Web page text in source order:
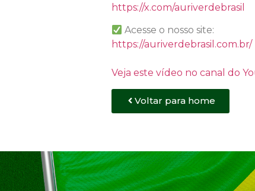
https://x.com/auriverdebrasil
Acesse o nosso site:
https://auriverdebrasil.com.br/
Veja este vídeo no canal do
Voltar para home